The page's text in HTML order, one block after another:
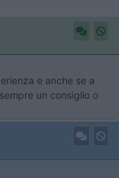
e anche se a
un consiglio o